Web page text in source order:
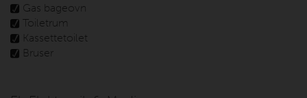
Gas bageovn
Toiletrum
Kassettetoilet
Bruser